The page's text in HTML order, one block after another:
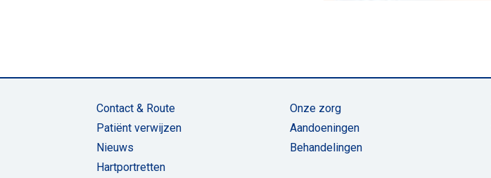
Contact & Route
Patiënt verwijzen
Nieuws
Hartportretten
Onze zorg
Aandoeningen
Behandelingen